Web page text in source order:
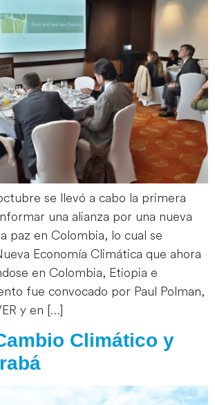
se llevó a cabo la primera
una alianza por una nueva
paz en Colombia, lo cual se
Economía Climática que ahora
en Colombia, Etiopia e
fue convocado por Paul Polman,
y en […]
Climático y